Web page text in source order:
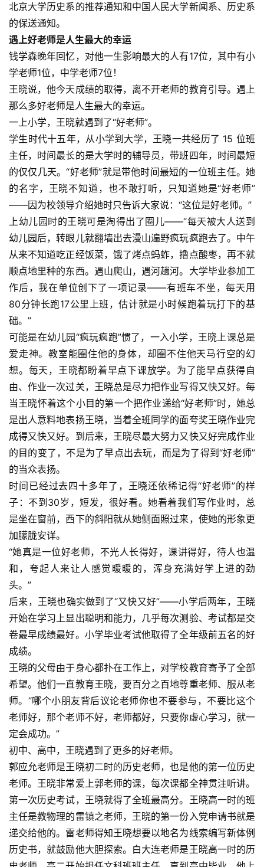
北京大学历史系的推荐通知和中国人民大学新闻系、历史系
的保送通知。
遇上好老师是人生最大的幸运
钱学森晚年回忆，对他一生影响最大的人有17位，其中有小
学老师1位，中学老师7位！
王晓说，他今天成绩的取得，离不开老师的教育引导。遇上
那么多好老师是人生最大的幸运。
一上小学，王晓就遇到了“好老师”。
学生时代十五年，从小学到大学，王晓一共经历了 15 位班
主任，时间最长的是大学时的辅导员，带班四年，时间最短
的仅仅几天。“好老师”就是带他时间最短的一位班主任。她
的名字，王晓不知道，也不敢打听，只知道她是“好老师”
——因为校领导介绍她时只告诉大家说：“这位是好老师。”
上幼儿园时的王晓可是淘得出了圈儿——“每天被大人送到
幼儿园后，转眼儿就翻墙出去漫山遍野疯玩疯跑去了。中午
从来不知道吃正经饭菜，饿了烤点蚂蚱，撸点酸枣，再不就
顺点地里种的东西。遇山爬山，遇河趟河。大学毕业参加工
作后，我在单位创下了一项记录——有班车不坐，每天用
80分钟长跑17公里上班，估计就是小时候跑着玩打下的基
础。”
可能是在幼儿园“疯玩疯跑”惯了，一入小学，王晓上课总是
爱走神。教室能圈住他的身体，却圈不住他天马行空的幻
想。每天，王晓都盼着早点下课放学。为了能早点获得自
由、作业一次过关，王晓总是尽力把作业写得又快又好。每
当王晓怀着这个小目的第一个把作业递给“好老师”时，她总
是出人意料地表扬王晓，当着全班同学的面夸奖王晓作业完
成得又快又好。到后来，王晓尽最大努力又快又好完成作业
的目的变了，不是为了早点出去玩，而是为了得到“好老师”
的当众表扬。
时间已经过去四十多年了，王晓还依稀记得“好老师”的样
子：不到30岁，短发，很好看。她看着我们写作业时，总
是坐在窗前，西下的斜阳就从她侧面照过来，使她的形象更
加朦胧安详。
“她真是一位好老师，不光人长得好，课讲得好，待人也温
和，夸起人来让人感觉暖暖的，浑身充满好学上进的劲
头。”
后来，王晓也确实做到了“又快又好”——小学后两年，王晓
开始在学习上显出聪明和能力，几乎每次测验、考试都是交
卷最早成绩最好。小学毕业考试他取得了全年级前五名的好
成绩。
王晓的父母由于身心都扑在工作上，对学校教育寄予了全部
希望。他们一直教育王晓，要百分之百地尊重老师、服从老
师。“哪个小朋友背后议论老师你也不要参与，不要比这个
老师好，那个老师不好，老师都好，只要你虚心学习，就一
定会成功。”
初中、高中，王晓遇到了更多的好老师。
郭应允老师是王晓初二时的历史老师，也是他的第一位历史
老师。王晓非常爱上郭老师的课，每次课都全神贯注听讲。
第一次历史考试，王晓就得了全班最高分。王晓高一时的班
主任是教物理的雷镇之老师，王晓的第一份入党申请书就是
递交给他的。雷老师得知王晓想要以地名为线索编写新体例
历史书，就鼓励他大胆探索。白大连老师是王晓高一时的历